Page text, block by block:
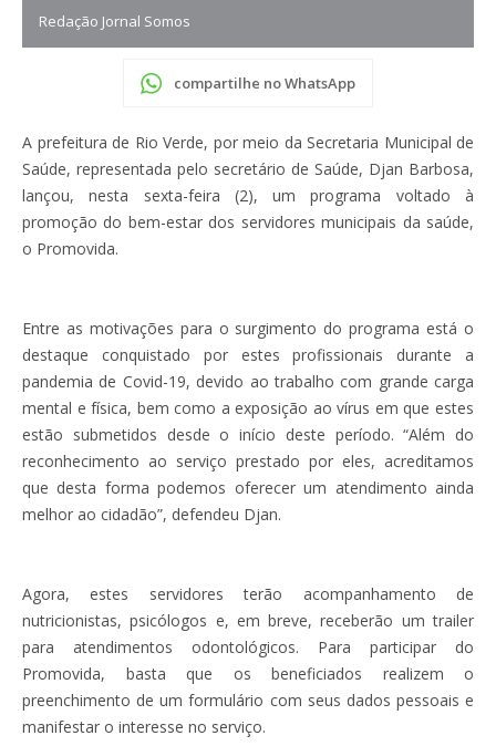
Redação Jornal Somos
compartilhe no WhatsApp
A prefeitura de Rio Verde, por meio da Secretaria Municipal de
Saúde, representada pelo secretário de Saúde, Djan Barbosa,
lançou, nesta sexta-feira (2), um programa voltado à
promoção do bem-estar dos servidores municipais da saúde,
o Promovida.
Entre as motivações para o surgimento do programa está o
destaque conquistado por estes profissionais durante a
pandemia de Covid-19, devido ao trabalho com grande carga
mental e física, bem como a exposição ao vírus em que estes
estão submetidos desde o início deste período. “Além do
reconhecimento ao serviço prestado por eles, acreditamos
que desta forma podemos oferecer um atendimento ainda
melhor ao cidadão”, defendeu Djan.
Agora, estes servidores terão acompanhamento de
nutricionistas, psicólogos e, em breve, receberão um trailer
para atendimentos odontológicos. Para participar do
Promovida, basta que os beneficiados realizem o
preenchimento de um formulário com seus dados pessoais e
manifestar o interesse no serviço.